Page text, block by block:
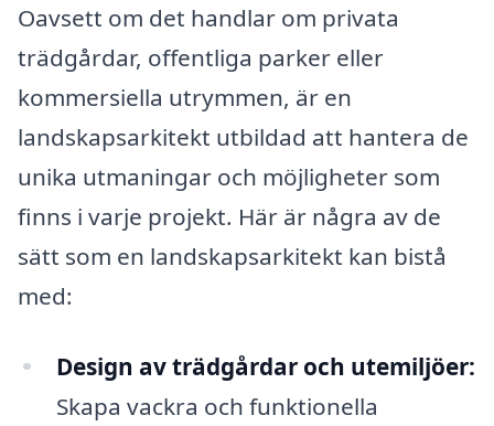
Oavsett om det handlar om privata
trädgårdar, offentliga parker eller
kommersiella utrymmen, är en
landskapsarkitekt utbildad att hantera de
unika utmaningar och möjligheter som
finns i varje projekt. Här är några av de
sätt som en landskapsarkitekt kan bistå
med:
Design av trädgårdar och utemiljöer:
Skapa vackra och funktionella